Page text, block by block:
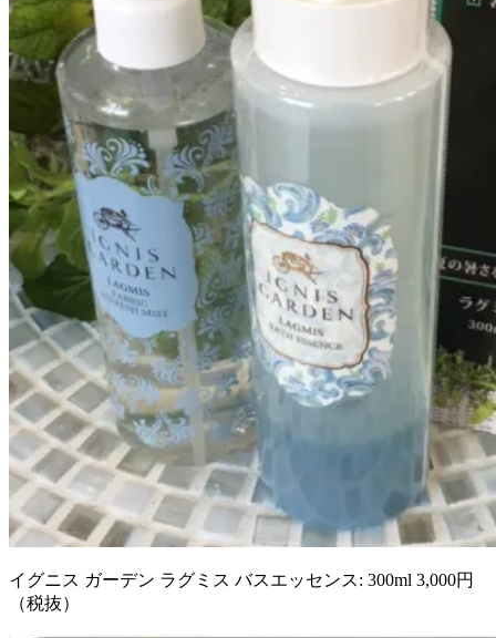
イグニス ガーデン ラグミス バスエッセンス: 300ml 3,000円
（税抜）